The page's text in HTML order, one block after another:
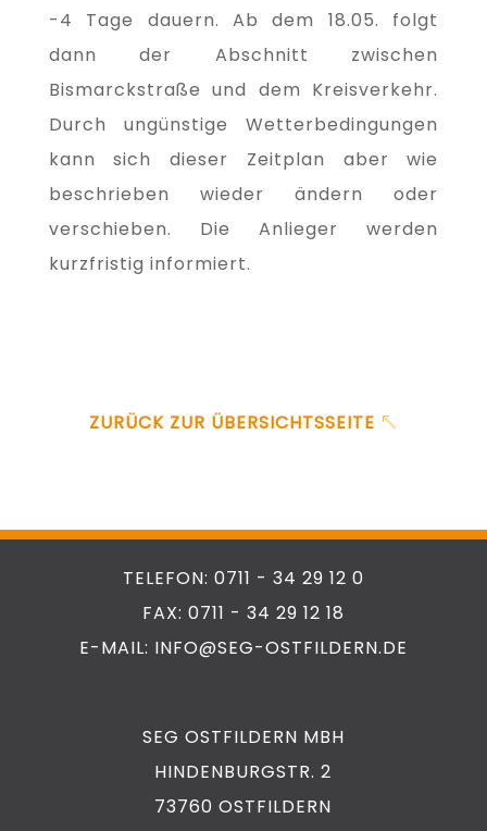
-4 Tage dauern. Ab dem 18.05. folgt
dann der Abschnitt zwischen
Bismarckstraße und dem Kreisverkehr.
Durch ungünstige Wetterbedingungen
kann sich dieser Zeitplan aber wie
beschrieben wieder ändern oder
verschieben. Die Anlieger werden
kurzfristig informiert.
ZURÜCK ZUR ÜBERSICHTSSEITE
TELEFON: 0711 - 34 29 12 0
FAX: 0711 - 34 29 12 18
E-MAIL: INFO@SEG-OSTFILDERN.DE
SEG OSTFILDERN MBH
HINDENBURGSTR. 2
73760 OSTFILDERN